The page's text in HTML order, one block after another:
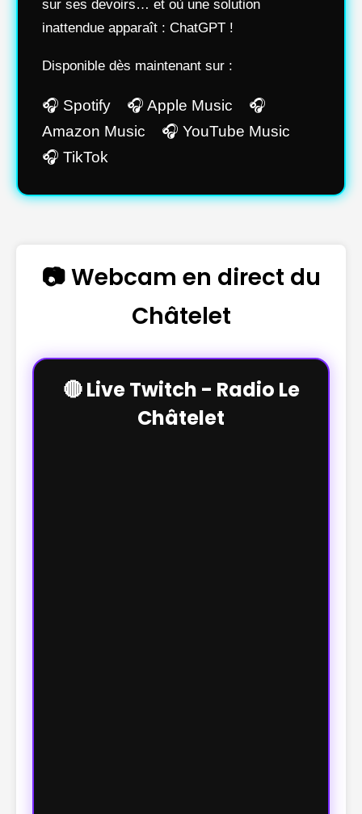
sur ses devoirs… et où une solution
inattendue apparaît : ChatGPT !
Disponible dès maintenant sur :
🎧 Spotify 🎧 Apple Music 🎧
Amazon Music 🎧 YouTube Music
🎧 TikTok
📷 Webcam en direct du
Châtelet
🔴 Live Twitch - Radio Le
Châtelet